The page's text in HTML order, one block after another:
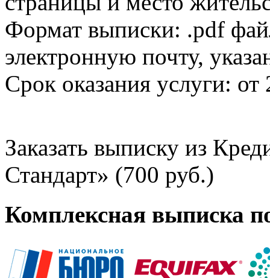
Формат выписки: .pdf
электронную почту,
Срок оказания услуги: от
Заказать выписку из
Стандарт» (700 руб.)
Комплексная выписка